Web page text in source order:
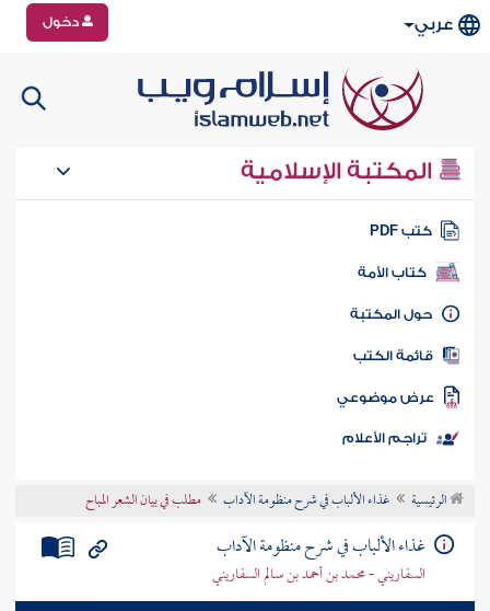
عربي دخول
المكتبة الإسلامية
كتب PDF
كتاب الأمة
المكتبة
الكتب
موضوعي
تراجم الأعلام
الرئيسية غذاء الألباب في شرح منظومة الآداب مطلب في بيان الشعر المباح
غذاء الألباب في شرح منظومة الآداب
السفاريني - محمد بن أحمد بن سالم السفاريني